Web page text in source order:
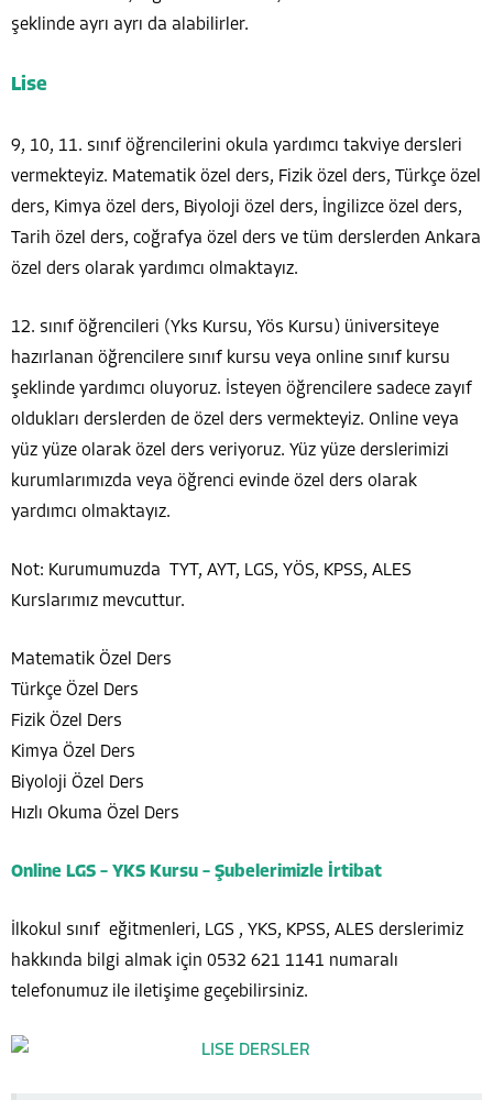
şeklinde ayrı ayrı da alabilirler.
Lise
9, 10, 11. sınıf öğrencilerini okula yardımcı takviye dersleri
vermekteyiz. Matematik özel ders, Fizik özel ders, Türkçe özel
ders, Kimya özel ders, Biyoloji özel ders, İngilizce özel ders,
Tarih özel ders, coğrafya özel ders ve tüm derslerden Ankara
özel ders olarak yardımcı olmaktayız.
12. sınıf öğrencileri (Yks Kursu, Yös Kursu) üniversiteye
hazırlanan öğrencilere sınıf kursu veya online sınıf kursu
şeklinde yardımcı oluyoruz. İsteyen öğrencilere sadece zayıf
oldukları derslerden de özel ders vermekteyiz. Online veya
yüz yüze olarak özel ders veriyoruz. Yüz yüze derslerimizi
kurumlarımızda veya öğrenci evinde özel ders olarak
yardımcı olmaktayız.
Not: Kurumumuzda TYT, AYT, LGS, YÖS, KPSS, ALES
Kurslarımız mevcuttur.
Matematik Özel Ders
Türkçe Özel Ders
Fizik Özel Ders
Kimya Özel Ders
Biyoloji Özel Ders
Hızlı Okuma Özel Ders
Online LGS – YKS Kursu – Şubelerimizle İrtibat
İlkokul sınıf eğitmenleri, LGS , YKS, KPSS, ALES derslerimiz
hakkında bilgi almak için 0532 621 1141 numaralı
telefonumuz ile iletişime geçebilirsiniz.